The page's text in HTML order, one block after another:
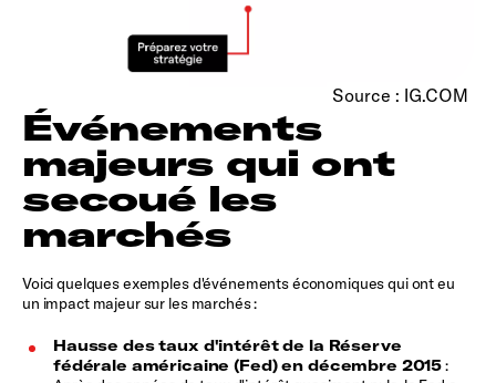
Source : IG.COM
Événements
majeurs qui ont
secoué les
marchés
Voici quelques exemples d'événements économiques qui ont eu
un impact majeur sur les marchés :
Hausse des taux d'intérêt de la Réserve
fédérale américaine (Fed) en décembre 2015: